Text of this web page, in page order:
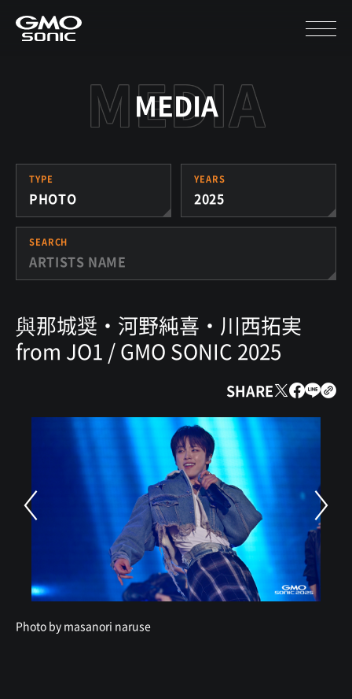
MEDIA
TYPE
PHOTO
YEARS
2025
SEARCH
與那城奨・河野純喜・川西拓実
from JO1 / GMO SONIC 2025
SHARE
Photo by masanori naruse